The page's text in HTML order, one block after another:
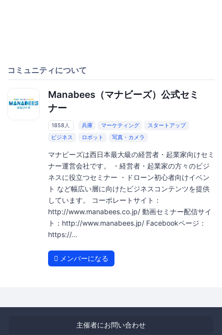
コミュニティについて
Manabees（マナビーズ）公式セミ
ナー
1858人 兵庫 マーケティング
スタートアップ
ビジネス
ロボット 写真・カメラ
マナビーズは西日本最大級の経営者・起業家向けセミ
ナー運営会社です。 ・経営者・起業家の方々のビジ
ネスに役立つセミナー ・ドローン初心者向けイベン
ト など幅広い層に向けたビジネスコンテンツを提供
しています。 コーポレートサイト：
http://www.manabees.co.jp/ 動画セミナー配信サイ
ト：http://www.manabees.jp/ Facebookページ：
https://...
メンバーになる
主催者にお問い合わせ